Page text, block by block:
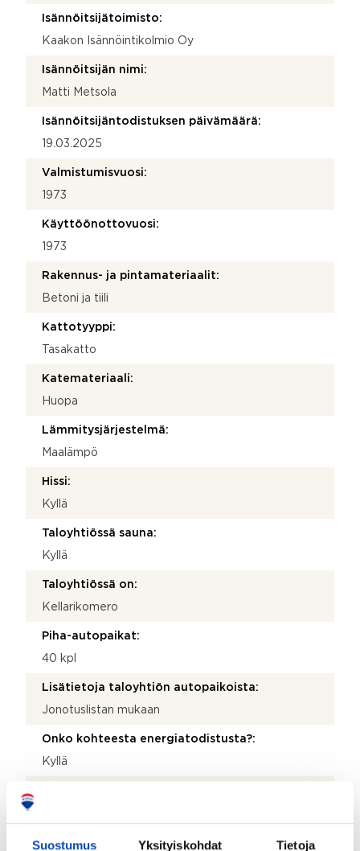
Suostumus Yksityiskohdat Tietoja
Isännöitsijätoimisto:
Kaakon Isännöintikolmio Oy
Isännöitsijän nimi:
Matti Metsola
Isännöitsijäntodistuksen päivämäärä:
19.03.2025
Valmistumisvuosi:
1973
Käyttöönottovuosi:
1973
Rakennus- ja pintamateriaalit:
Betoni ja tiili
Kattotyyppi:
Tasakatto
Katemateriaali:
Huopa
Lämmitysjärjestelmä:
Maalämpö
Hissi:
Kyllä
Taloyhtiössä sauna:
Kyllä
Taloyhtiössä on:
Kellarikomero
Piha-autopaikat:
40 kpl
Lisätietoja taloyhtiön autopaikoista:
Jonotuslistan mukaan
Onko kohteesta energiatodistusta?:
Kyllä
Asbestikartoitus: